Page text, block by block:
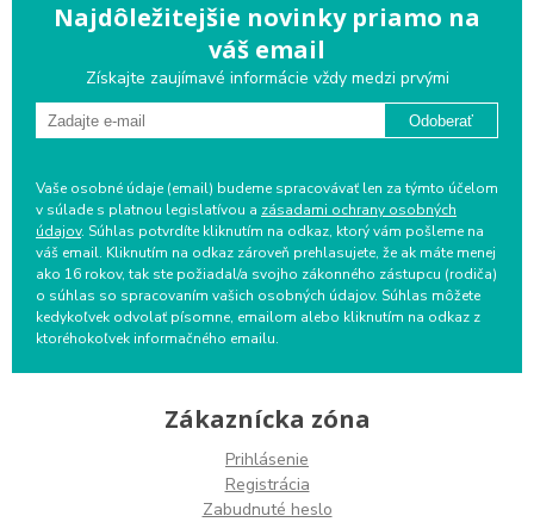
Najdôležitejšie novinky priamo na
váš email
Získajte zaujímavé informácie vždy medzi prvými
Odoberať
Vaše osobné údaje (email) budeme spracovávať len za týmto účelom
v súlade s platnou legislatívou a zásadami ochrany osobných
údajov. Súhlas potvrdíte kliknutím na odkaz, ktorý vám pošleme na
váš email. Kliknutím na odkaz zároveň prehlasujete, že ak máte menej
ako 16 rokov, tak ste požiadal/a svojho zákonného zástupcu (rodiča)
o súhlas so spracovaním vašich osobných údajov. Súhlas môžete
kedykoľvek odvolať písomne, emailom alebo kliknutím na odkaz z
ktoréhokoľvek informačného emailu.
Zákaznícka zóna
Prihlásenie
Registrácia
Zabudnuté heslo